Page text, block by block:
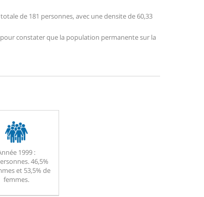
de 181 personnes, avec une densite de 60,33
constater que la population permanente sur la
1999 :
46,5%
et 53,5% de
femmes.